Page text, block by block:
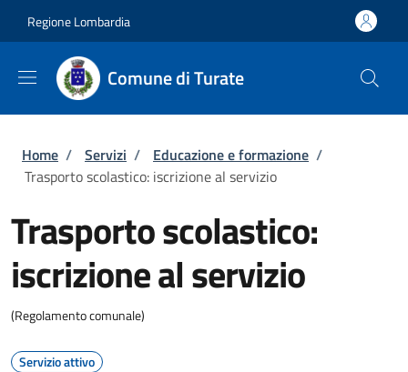
Regione Lombardia
Comune di Turate
Briciole di pane
Home / Servizi / Educazione e formazione /
Trasporto scolastico: iscrizione al servizio
Trasporto scolastico:
iscrizione al servizio
(Regolamento comunale)
Servizio attivo